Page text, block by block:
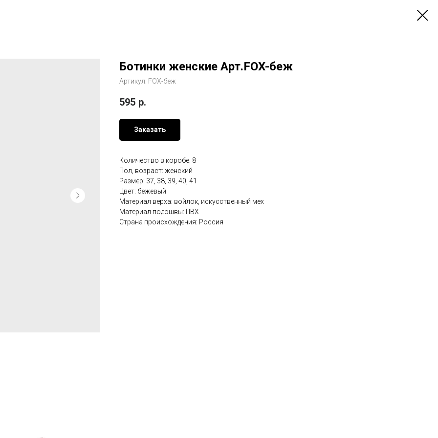
Ботинки женские Арт.FOX-беж
Артикул: FOX-беж
595 р.
Заказать
Количество в коробе: 8
Пол, возраст: женский
Размер: 37, 38, 39, 40, 41
Цвет: бежевый
Материал верха: войлок, искусственный мех
Материал подошвы: ПВХ
Страна происхождения: Россия